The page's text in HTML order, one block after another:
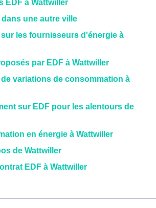
EDF à Wattwiller
dans une autre ville
sur les fournisseurs d'énergie à
par EDF à Wattwiller
de variations de consommation à
sur EDF pour les alentours de
en énergie à Wattwiller
de Wattwiller
EDF à Wattwiller